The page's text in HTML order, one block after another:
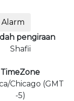
Alarm
pengiraan
Shafii
TimeZone
Chicago (GMT
-5)